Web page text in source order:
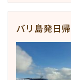
バリ島発日